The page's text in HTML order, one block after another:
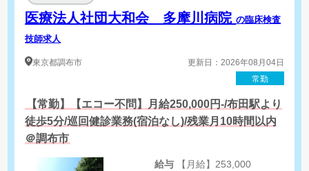
医療法人社団大和会 多摩川病院の臨床検査
技師求人
東京都調布市
更新日：2026年08月04日
常勤
【常勤】【エコー不問】月給250,000円-/布田駅より
徒歩5分/巡回健診業務(宿泊なし)/残業月10時間以内
＠調布市
給与